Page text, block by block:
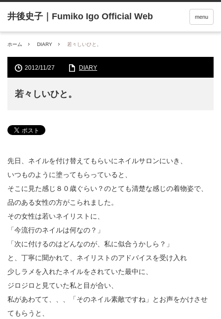
menu
ホーム DIARY 若々しいひと。
2012/11/27 DIARY
若々しいひと。
先日、ネイルを付け替えてもらいにネイルサロンにいき、
いつものように塗ってもらっていると、
そこに見た感じ８０歳ぐらい？のとても清楚な感じの着物姿で、
品のある女性の方がこられました。
その女性は若いネイリストに、
「今流行のネイルは何なの？」
「次に付けるのはどんなのが、私に似合うかしら？」
と、丁寧に聞かれて、ネイリストのアドバイスを受け入れ
少しラメを入れたネイルをされていた最中に、
ジロジロと見ていた私と目が合い、
私があわてて、、、「そのネイル素敵ですね」とお声をかけさせ
てもらうと、